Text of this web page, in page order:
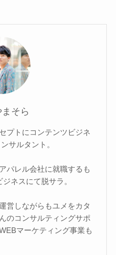
そら
プトにコンテンツビジネ
サルタント。
パレル会社に就職するも
ネスにて脱サラ。
営しながらもユメをカタ
のコンサルティングサポ
マーケティング事業も